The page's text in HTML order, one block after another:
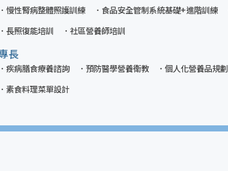
慢性腎病整體照護訓練
食品安全管制系統基礎+進階訓練
長照復能培訓
社區營養師培訓
長
疾病膳食療養諮詢 預防醫學營養衛教 個人化營養品規劃
素食料理菜單設計